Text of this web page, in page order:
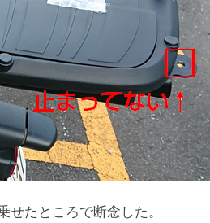
たところで断念した。